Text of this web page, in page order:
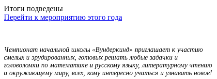
Итоги подведены
Перейти к мероприятию этого года
Чемпионат начальной школы «Вундеркинд» приглашает к участию
смелых и эрудированных, готовых решать любые задачки и
головоломки по математике и русскому языку, литературному чтению
и окружающему миру, всех, кому интересно учиться и узнавать новое!